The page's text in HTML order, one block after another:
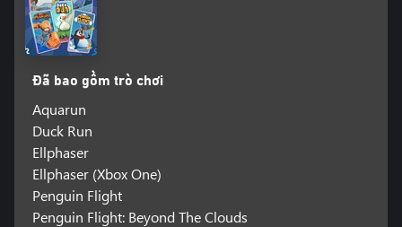
Đã bao gồm trò chơi
Aquarun
Duck Run
Ellphaser
Ellphaser (Xbox One)
Penguin Flight
Penguin Flight: Beyond The Clouds